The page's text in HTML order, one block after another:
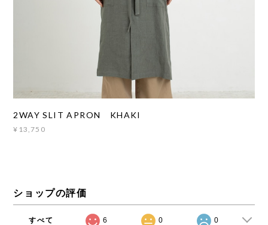
2WAY SLIT APRON KHAKI
¥13,750
ショップの評価
すべて 6 0 0